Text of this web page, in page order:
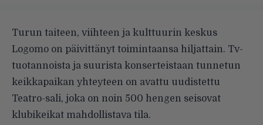
Turun taiteen, viihteen ja kulttuurin keskus
Logomo on päivittänyt toimintaansa hiljattain. Tv-
tuotannoista ja suurista konserteistaan tunnetun
keikkapaikan yhteyteen on avattu uudistettu
Teatro-sali, joka on noin 500 hengen seisovat
klubikeikat mahdollistava tila.